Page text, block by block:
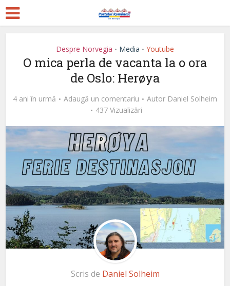
Despre Norvegia • Media • Youtube
O mica perla de vacanta la o ora
de Oslo: Herøya
4 ani în urmă Adaugă un comentariu Autor Daniel Solheim
437 Vizualizări
Scris de Daniel Solheim